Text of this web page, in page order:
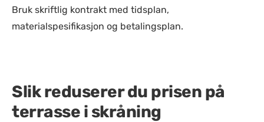
Bruk skriftlig kontrakt med tidsplan,
materialspesifikasjon og betalingsplan.
Slik reduserer du prisen på
terrasse i skråning